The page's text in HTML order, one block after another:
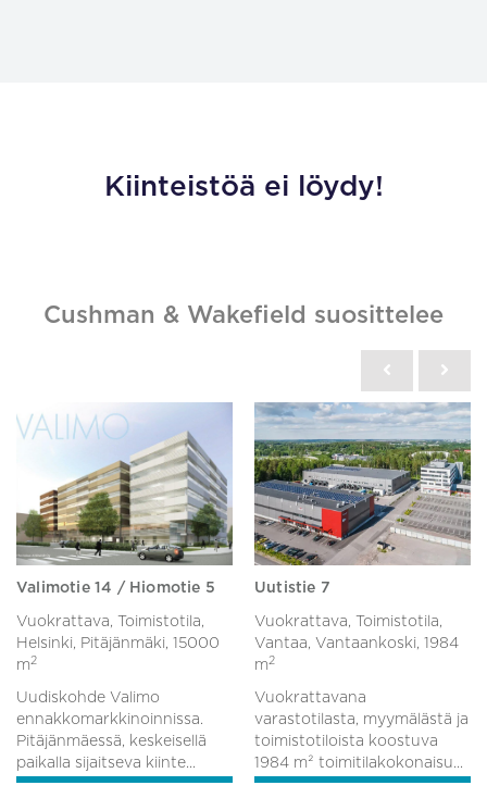
Kiinteistöä ei löydy!
Cushman & Wakefield suosittelee
Valimotie 14 / Hiomotie 5
Vuokrattava, Toimistotila,
Helsinki, Pitäjänmäki, 15000
m 2
Uudiskohde Valimo
ennakkomarkkinoinnissa.
Pitäjänmäessä, keskeisellä
paikalla sijaitseva kiinte...
Uutistie 7
Vuokrattava, Toimistotila,
Vantaa, Vantaankoski, 1984
m 2
Vuokrattavana
varastotilasta, myymälästä ja
toimistotiloista koostuva
1984 m² toimitilakokonaisu...